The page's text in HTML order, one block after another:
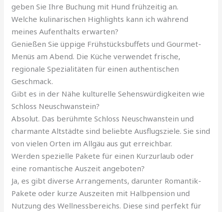
geben Sie Ihre Buchung mit Hund frühzeitig an.
Welche kulinarischen Highlights kann ich während
meines Aufenthalts erwarten?
Genießen Sie üppige Frühstücksbuffets und Gourmet-
Menüs am Abend. Die Küche verwendet frische,
regionale Spezialitäten für einen authentischen
Geschmack.
Gibt es in der Nähe kulturelle Sehenswürdigkeiten wie
Schloss Neuschwanstein?
Absolut. Das berühmte Schloss Neuschwanstein und
charmante Altstädte sind beliebte Ausflugsziele. Sie sind
von vielen Orten im Allgäu aus gut erreichbar.
Werden spezielle Pakete für einen Kurzurlaub oder
eine romantische Auszeit angeboten?
Ja, es gibt diverse Arrangements, darunter Romantik-
Pakete oder kurze Auszeiten mit Halbpension und
Nutzung des Wellnessbereichs. Diese sind perfekt für